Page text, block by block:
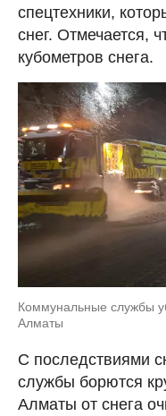
спецтехники,
снег. Отмечается,
кубометров снега.
Коммунальные службы
Алматы
С последствиями
службы борются
Алматы от снега